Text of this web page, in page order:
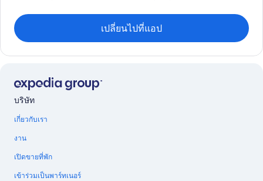
เปลี่ยนไปที่แอป
บริษัท
เกี่ยวกับเรา
งาน
เปิดขายที่พัก
เข้าร่วมเป็นพาร์ทเนอร์